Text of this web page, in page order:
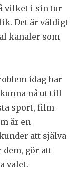
vilket i sin tur
Det är väldigt
kanaler som
idag har
nå ut till
sport, film
är en
att själva
dem, gör att
valet.